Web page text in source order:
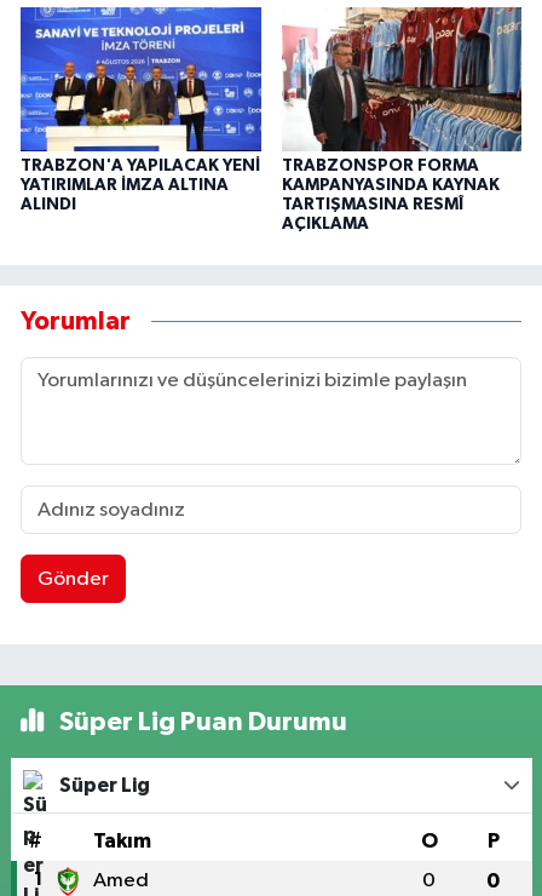
TRABZON'A YAPILACAK YENİ
YATIRIMLAR İMZA ALTINA
ALINDI
TRABZONSPOR FORMA
KAMPANYASINDA KAYNAK
TARTIŞMASINA RESMÎ
AÇIKLAMA
Yorumlar
Gönder
Süper Lig Puan Durumu
Süper Lig
# Takım O P
1 Amed 0 0